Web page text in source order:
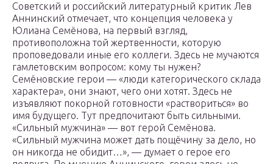
Советский и российский литературный критик Лев
Аннинский отмечает, что концепция человека у
Юлиана Семёнова, на первый взгляд,
противоположна той жертвенности, которую
проповедовали иные его коллеги. Здесь не мучаются
гамлетовским вопросом: кому ты нужен?
Семёновские герои — «люди категорического склада
характера», они знают, чего они хотят. Здесь не
изъявляют покорной готовности «раствориться» во
имя будущего. Тут предпочитают быть сильными.
«Сильный мужчина» — вот герой Семёнова.
«Сильный мужчина может дать пощёчину за дело, но
он никогда не обидит…», — думает о герое его